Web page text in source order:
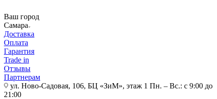
Ваш город
Самара
Доставка
Оплата
Гарантия
Trade in
Отзывы
Партнерам
ул. Ново-Садовая, 106, БЦ «ЗиМ», этаж 1 Пн. – Вс.: с 9:00 до
21:00